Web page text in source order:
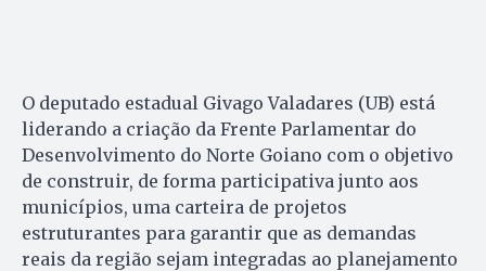
O deputado estadual Givago Valadares (UB) está
liderando a criação da Frente Parlamentar do
Desenvolvimento do Norte Goiano com o objetivo
de construir, de forma participativa junto aos
municípios, uma carteira de projetos
estruturantes para garantir que as demandas
reais da região sejam integradas ao planejamento